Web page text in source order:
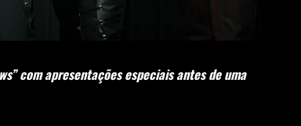
com apresentações especiais antes de uma